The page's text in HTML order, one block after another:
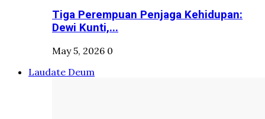
Tiga Perempuan Penjaga Kehidupan:
Dewi Kunti,...
May 5, 2026 0
Laudate Deum